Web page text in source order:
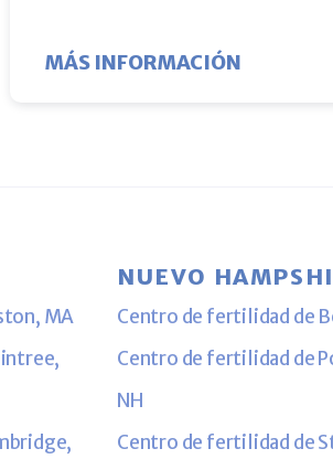
LIBRE AFECTAN
MÁS INFORMACIÓN
MA
NUEVO
Centro de fertilidad de
Centro de fertilidad de
NH
Centro de fertilidad de